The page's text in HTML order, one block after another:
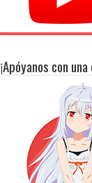
¡Apóyanos con